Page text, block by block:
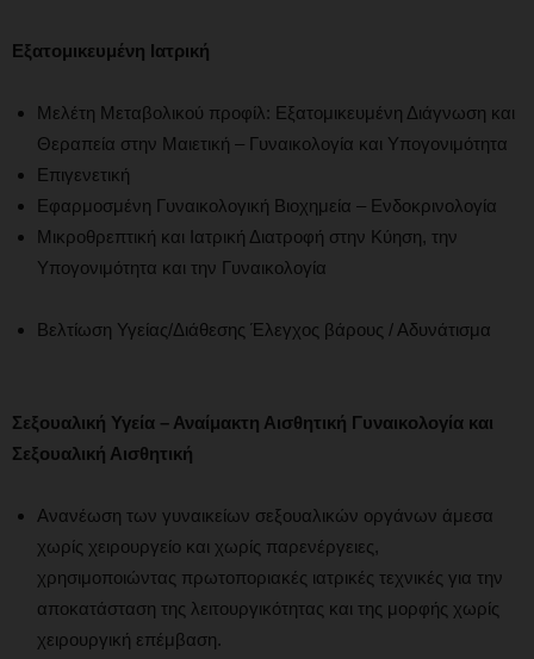
Εξατομικευμένη Ιατρική
Μελέτη Μεταβολικού προφίλ: Εξατομικευμένη Διάγνωση και
Θεραπεία στην Μαιετική – Γυναικολογία και Υπογονιμότητα
Επιγενετική
Εφαρμοσμένη Γυναικολογική Βιοχημεία – Ενδοκρινολογία
Μικροθρεπτική και Ιατρική Διατροφή στην Κύηση, την
Υπογονιμότητα και την Γυναικολογία
Βελτίωση Υγείας/Διάθεσης Έλεγχος βάρους / Αδυνάτισμα
Σεξουαλική Υγεία – Αναίμακτη Αισθητική Γυναικολογία και
Σεξουαλική Αισθητική
Ανανέωση των γυναικείων σεξουαλικών οργάνων άμεσα
χωρίς χειρουργείο και χωρίς παρενέργειες,
χρησιμοποιώντας πρωτοποριακές ιατρικές τεχνικές για την
αποκατάσταση της λειτουργικότητας και της μορφής χωρίς
χειρουργική επέμβαση.